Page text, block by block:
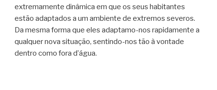
extremamente dinâmica em que os seus habitantes
estão adaptados a um ambiente de extremos severos.
Da mesma forma que eles adaptamo-nos rapidamente a
qualquer nova situação, sentindo-nos tão à vontade
dentro como fora d’água.